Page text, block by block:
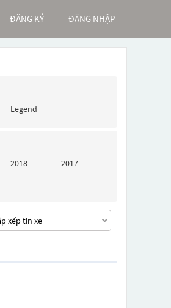
ĐĂNG KÝ ĐĂNG NHẬP
Legend
2018
2017